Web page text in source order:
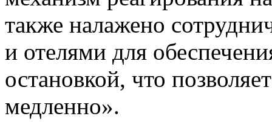
также налажено
и отелями для
остановкой, что
медленно».